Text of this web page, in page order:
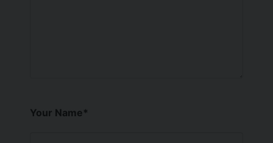
Your Name*